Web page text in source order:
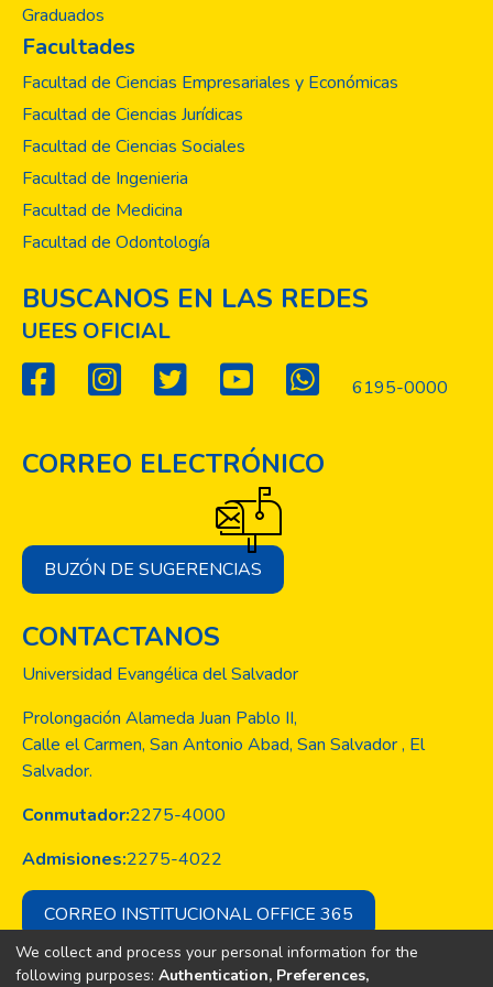
interinstitucional, la comunicación, entre
otras.
Graduados
Facultades
Facultad de Ciencias Empresariales y Económicas
Facultad de Ciencias Jurídicas
Facultad de Ciencias Sociales
Facultad de Ingenieria
Facultad de Medicina
Facultad de Odontología
BUSCANOS EN LAS REDES
UEES OFICIAL
6195-0000
CORREO ELECTRÓNICO
BUZÓN DE SUGERENCIAS
CONTACTANOS
Universidad Evangélica del Salvador
Prolongación Alameda Juan Pablo II,
Calle el Carmen, San Antonio Abad, San Salvador , El
Salvador.
Conmutador:2275-4000
Admisiones:2275-4022
CORREO INSTITUCIONAL OFFICE 365
We collect and process your personal information for the
following purposes: Authentication, Preferences,